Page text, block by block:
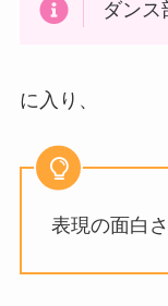
ダンス
に入り、
表現の面白